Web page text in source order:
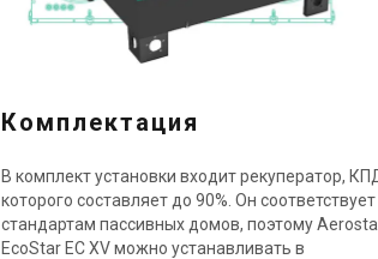
Комплектация
В комплект установки входит рекуператор,
которого составляет до 90%. Он соответствует
стандартам пассивных домов, поэтому
EcoStar EC XV можно устанавливать в